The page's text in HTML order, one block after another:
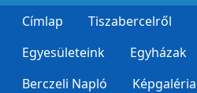
Címlap Tiszabercelről
Egyesületeink
Egyházak
Berczeli Napló
Képgaléria